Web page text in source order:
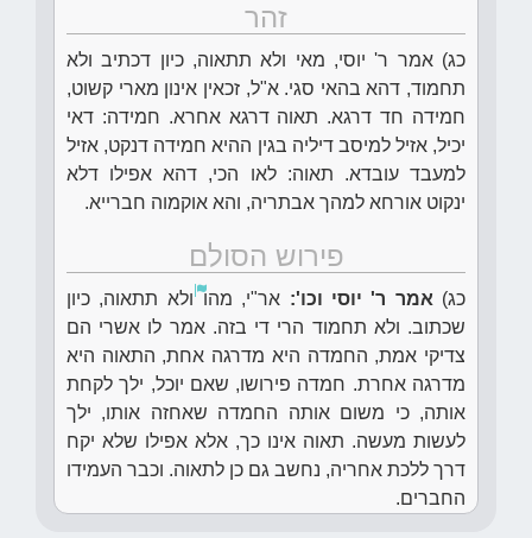
זהר
כג) אמר ר' יוסי, מאי ולא תתאוה, כיון דכתיב ולא
תחמוד, דהא בהאי סגי. א"ל, זכאין אינון מארי קשוט,
חמידה חד דרגא. תאוה דרגא אחרא. חמידה: דאי
יכיל, אזיל למיסב דיליה בגין ההיא חמידה דנקט, אזיל
למעבד עובדא. תאוה: לאו הכי, דהא אפילו דלא
ינקוט אורחא למהך אבתריה, והא אוקמוה חברייא.
פירוש הסולם
כג) אמר ר' יוסי וכו': אר"י, מהוולא תתאוה, כיון
שכתוב. ולא תחמוד הרי די בזה. אמר לו אשרי הם
צדיקי אמת, החמדה היא מדרגה אחת, התאוה היא
מדרגה אחרת. חמדה פירושו, שאם יוכל, ילך לקחת
אותה, כי משום אותה החמדה שאחזה אותו, ילך
לעשות מעשה. תאוה אינו כך, אלא אפילו שלא יקח
דרך ללכת אחריה, נחשב גם כן לתאוה. וכבר העמידו
החברים.